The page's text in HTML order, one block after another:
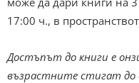
17:00 ч., в
Достъпът до книги е
възрастните стигат до